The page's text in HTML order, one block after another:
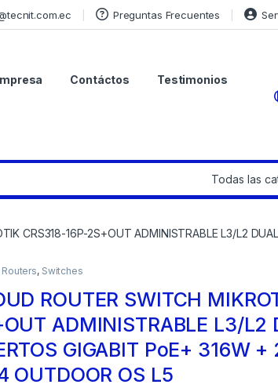
Preguntas Frecuentes
Contáctos Testimonios
CRS318-16P-2S+OUT ADMINISTRABLE L3/L2
Routers, Switches
ROUTER SWITCH
ADMINISTRABLE L3/L2
GIGABIT PoE+ 316W +
OUTDOOR OS L5